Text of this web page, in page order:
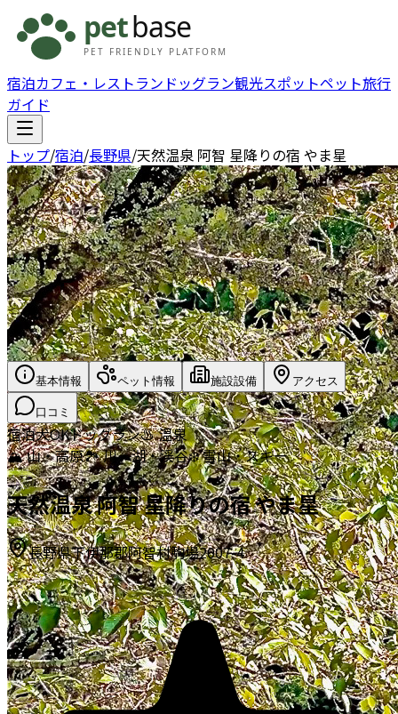
宿泊カフェ・レストラン ドッグラン観光スポットペット旅行
ガイド
トップ/宿泊/長野県/天然温泉 阿智 星降りの宿 やま星
基本情報 ペット情報 施設設備 アクセス
口コミ
宿泊犬OKドッグラン♨️ 温泉
🏔️ 山・高原🏞️ 川・湖・渓谷❄️ 雪山・スキー
天然温泉 阿智 星降りの宿 やま星
長野県下伊那郡阿智村駒場2007-4